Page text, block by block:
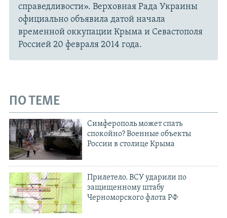
справедливости». Верховная Рада Украины
официально объявила датой начала
временной оккупации Крыма и Севастополя
Россией 20 февраля 2014 года.
ПО ТЕМЕ
Симферополь может спать
спокойно? Военные объекты
России в столице Крыма
Прилетело. ВСУ ударили по
защищенному штабу
Черноморского флота РФ